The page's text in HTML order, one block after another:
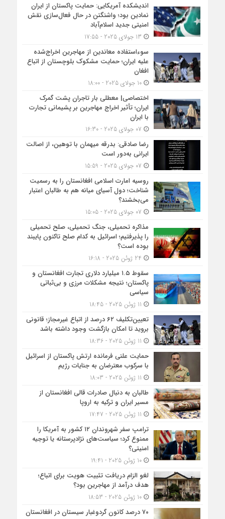
اندیشکده آمریکایی: حمایت پاکستان از ایران
نمادین بود؛ واشنگتن در حال فعال‌سازی نقش
امنیتی جدید اسلام‌آباد
سوءاستفاده معاندین از مهاجرین اخراج‌شده
علیه ایران؛ حمایت مشکوک بلوچستان از اتباع
افغان
10 جولای 2025 - 18:00
اختصاصی| معطلی بار تاجران پشت گمرک
ایران؛ تأثیر اخراج مهاجرین بر پشیمانی تجارت
با ایران
رضا صادقی: بدرقه میهمان با توهین، از اصالت
ایرانی به‌دور است
روسیه امارت اسلامی افغانستان را به رسمیت
شناخت؛ دول آسیای میانه هم به طالبان اعتبار
می‎‌بخشند؟
مذاکره تحمیلی، جنگ تحمیلی، صلح تحمیلی
را پذیرفتیم؛ اسرائیل به کدام صلح تاکنون پایبند
بوده است؟
سقوط ۱.۵ میلیارد دلاری تجارت افغانستان و
پاکستان؛ نتیجه مشکلات مرزی و بی‌ثباتی
سیاسی
تعیین‌تکلیف ۶۲ درصد از اتباع غیرمجاز؛ قانونی
بروید تا امکان بازگشت وجود داشته باشد
حمایت علنی فرمانده ارتش پاکستان از اسرائیل
با سرکوب معترضان به جنایات رژیم
طالبان به دنبال صادرات قالی افغانستان از
مسیر ایران و ترکیه به اروپا
ترامپ سفر شهروندان ۱۲ کشور به آمریکا را
ممنوع کرد؛ سیاست‌های نژادپرستانه یا توجیه
امنیتی؟
10 ژوئن 2025 - 19:41
لغو الزام دریافت تثبیت هویت برای اتباع؛
هدف درآمد از مهاجرین بود؟
10 ژوئن 2025 - 18:53
۷۰ درصد کانون گردوغبار سیستان در افغانستان